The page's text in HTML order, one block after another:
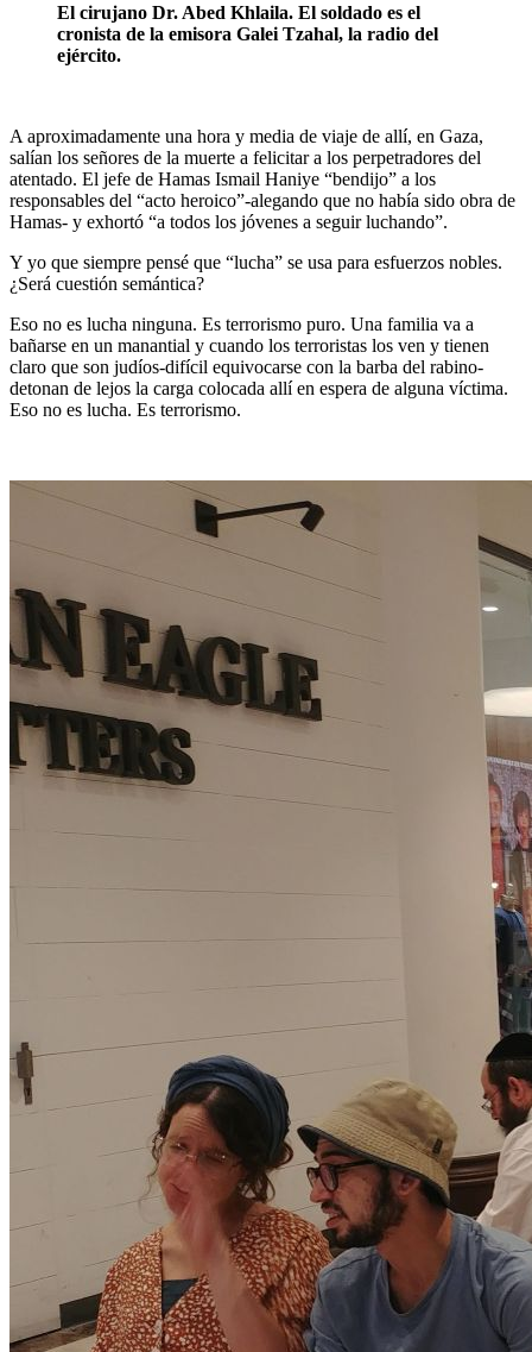
El cirujano Dr. Abed Khlaila. El soldado es el
cronista de la emisora Galei Tzahal, la radio del
ejército.
A aproximadamente una hora y media de viaje de allí, en Gaza,
salían los señores de la muerte a felicitar a los perpetradores del
atentado. El jefe de Hamas Ismail Haniye “bendijo” a los
responsables del “acto heroico”-alegando que no había sido obra de
Hamas- y exhortó “a todos los jóvenes a seguir luchando”.
Y yo que siempre pensé que “lucha” se usa para esfuerzos nobles.
¿Será cuestión semántica?
Eso no es lucha ninguna. Es terrorismo puro. Una familia va a
bañarse en un manantial y cuando los terroristas los ven y tienen
claro que son judíos-difícil equivocarse con la barba del rabino-
detonan de lejos la carga colocada allí en espera de alguna víctima.
Eso no es lucha. Es terrorismo.